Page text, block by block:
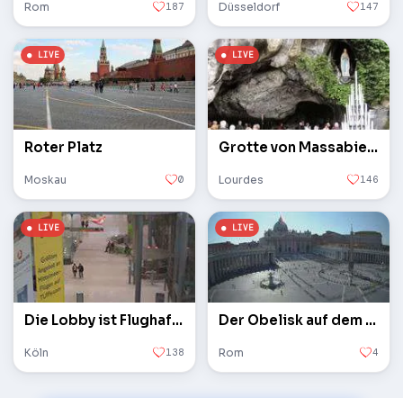
Rom 187 Düsseldorf 147
Roter Platz
Moskau 0
Grotte von Massabielle
Lourdes 146
Die Lobby ist Flughafen Köln / Bonn
Köln 138
Der Obelisk auf dem Petersplatz im Vatikan
Rom 4